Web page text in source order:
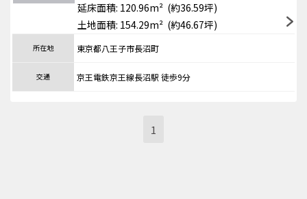
延床面積: 120.96m² (約36.59坪)
土地面積: 154.29m² (約46.67坪)
所在地 東京都八王子市長沼町
交通 京王電鉄京王線長沼駅 徒歩9分
1